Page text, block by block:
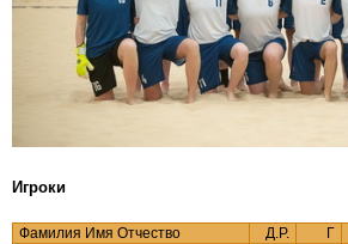
Игроки
Фамилия Имя Отчество Д.Р. Г